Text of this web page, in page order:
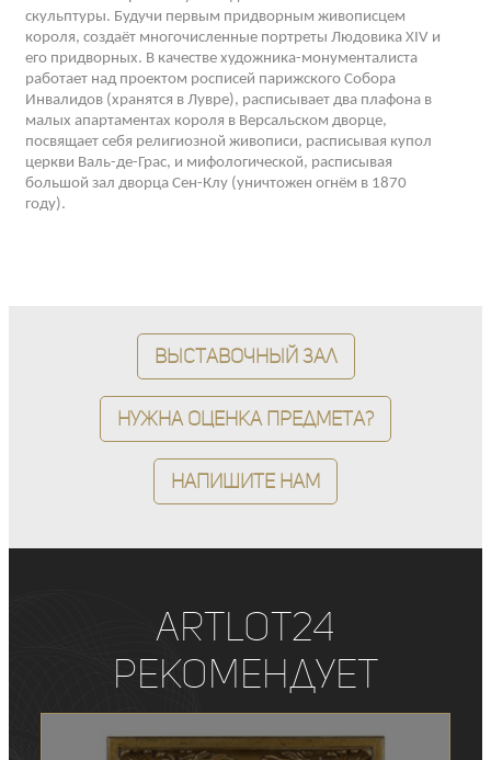
скульптуры. Будучи первым придворным живописцем
короля, создаёт многочисленные портреты Людовика XIV и
его придворных. В качестве художника-монументалиста
работает над проектом росписей парижского Собора
Инвалидов (хранятся в Лувре), расписывает два плафона в
малых апартаментах короля в Версальском дворце,
посвящает себя религиозной живописи, расписывая купол
церкви Валь-де-Грас, и мифологической, расписывая
большой зал дворца Сен-Клу (уничтожен огнём в 1870
году).
Выставочный зал
Нужна оценка предмета?
Напишите нам
ArtLot24
рекомендует